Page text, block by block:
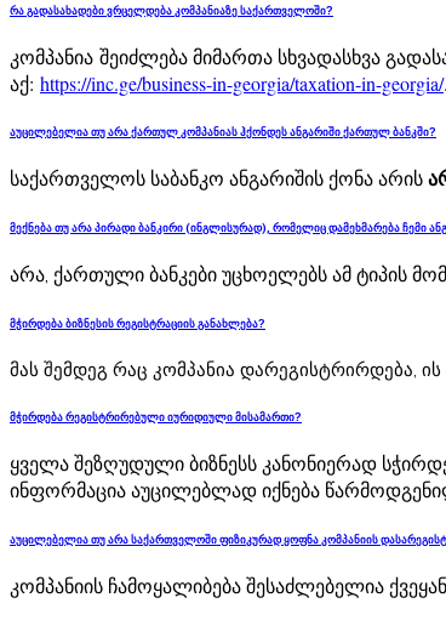
რა გადასახადები ვრცელდება კომპანიაზე საქართველოში?
კომპანია შეიძლება მიმართა სხვადასხვა
აქ: https://inc.ge/business-in-georgia/taxation-in-georgia/.
აუცილებელია თუ არა ქართულ კომპანიას ჰქონდეს ანგარიში ქართულ ბანკში?
საქართველოს საბანკო ანგარიშის ქონა არის
მექნება თუ არა პირადი ბანკირი (ინგლისურად), რომელიც დამეხმარება ჩემი
არა, ქართული ბანკები უცხოელებს ამ ტიპის
მჭირდება ბიზნესის რეგისტრაციის განახლება?
მას შემდეგ რაც კომპანია დარეგისტრირდება,
მჭირდება რეგისტრირებული იურიდიული მისამართი?
ყველა შეზღუდული ბიზნესს კანონიერად
ინფორმაცია აუცილებლად იქნება
აუცილებელია თუ არა საქართველოში ფიზიკურად ყოფნა კომპანიის
კომპანიის ჩამოყალიბება შესაძლებელია